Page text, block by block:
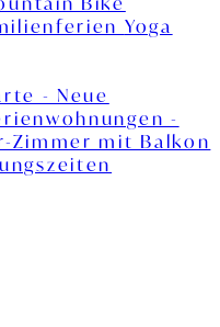
Yoga
- Neue
-
Zimmer mit Balkon